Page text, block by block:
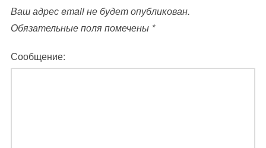
Ваш адрес email не будет опубликован.
Обязательные поля помечены *
Сообщение: